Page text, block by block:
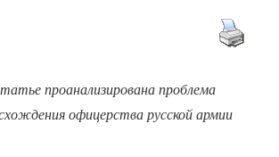
проанализирована проблема
офицерства русской армии